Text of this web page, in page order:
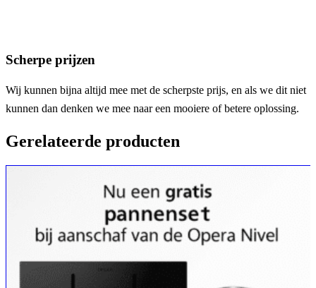
Scherpe prijzen
Wij kunnen bijna altijd mee met de scherpste prijs, en als we dit niet
kunnen dan denken we mee naar een mooiere of betere oplossing.
Gerelateerde producten